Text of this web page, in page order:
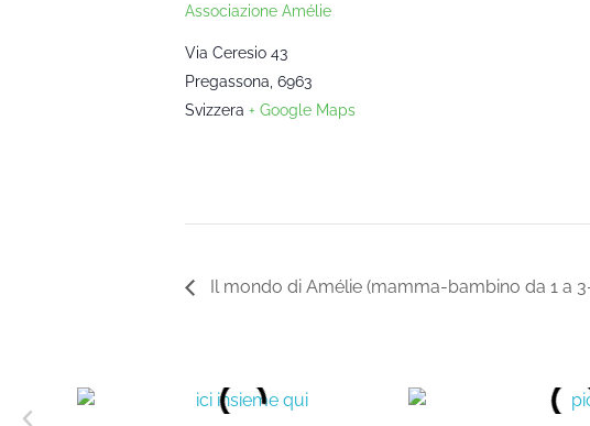
Associazione Amélie
Via Ceresio 43
Pregassona 6963
Svizzera + Google Maps
Il mondo di Amélie (mamma-bambino da 1 a